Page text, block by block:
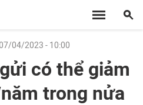
04/2023 - 10:00
có thể giảm
trong nửa